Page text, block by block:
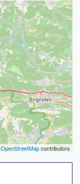
OpenStreetMapcontributors